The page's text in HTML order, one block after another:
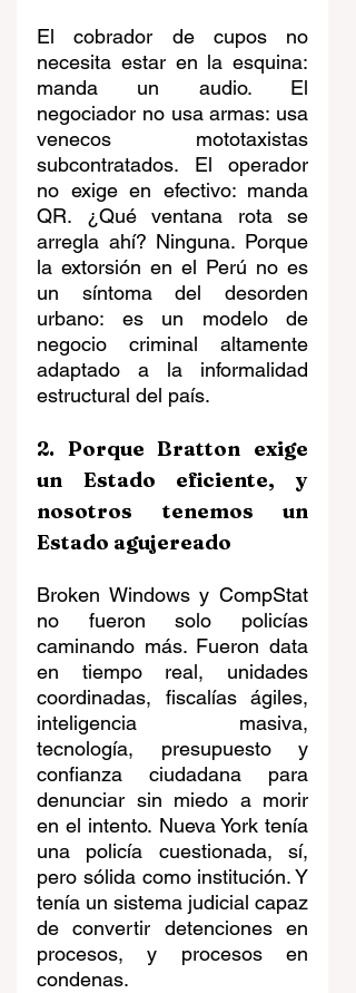
El cobrador de cupos no
necesita estar en la esquina:
manda un audio. El
negociador no usa armas: usa
venecos mototaxistas
subcontratados. El operador
no exige en efectivo: manda
QR. ¿Qué ventana rota se
arregla ahí? Ninguna. Porque
la extorsión en el Perú no es
un síntoma del desorden
urbano: es un modelo de
negocio criminal altamente
adaptado a la informalidad
estructural del país.
2. Porque Bratton exige
un Estado eficiente, y
nosotros tenemos un
Estado agujereado
Broken Windows y CompStat
no fueron solo policías
caminando más. Fueron data
en tiempo real, unidades
coordinadas, fiscalías ágiles,
inteligencia masiva,
tecnología, presupuesto y
confianza ciudadana para
denunciar sin miedo a morir
en el intento. Nueva York tenía
una policía cuestionada, sí,
pero sólida como institución. Y
tenía un sistema judicial capaz
de convertir detenciones en
procesos, y procesos en
condenas.